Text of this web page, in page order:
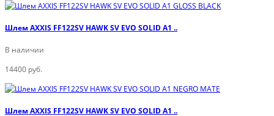
Шлем AXXIS FF122SV HAWK SV EVO SOLID A1 ..
В наличии
14400 руб.
Шлем AXXIS FF122SV HAWK SV EVO SOLID A1 ..